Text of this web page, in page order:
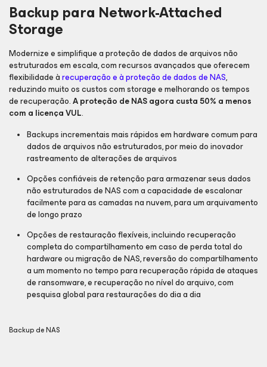
Backup para Network-Attached
Storage
Modernize e simplifique a proteção de dados de arquivos não
estruturados em escala, com recursos avançados que oferecem
flexibilidade àrecuperação e à proteção de dados de NAS,
reduzindo muito os custos com storage e melhorando os tempos
de recuperação.A proteção de NAS agora custa 50% a menos
com a licença VUL.
Backups incrementais mais rápidos em hardware comum para
dados de arquivos não estruturados, por meio do inovador
rastreamento de alterações de arquivos
Opções confiáveis de retenção para armazenar seus dados
não estruturados de NAS com a capacidade de escalonar
facilmente para as camadas na nuvem, para um arquivamento
de longo prazo
Opções de restauração flexíveis, incluindo recuperação
completa do compartilhamento em caso de perda total do
hardware ou migração de NAS, reversão do compartilhamento
a um momento no tempo para recuperação rápida de ataques
de ransomware, e recuperação no nível do arquivo, com
pesquisa global para restaurações do dia a dia
Backup de NAS